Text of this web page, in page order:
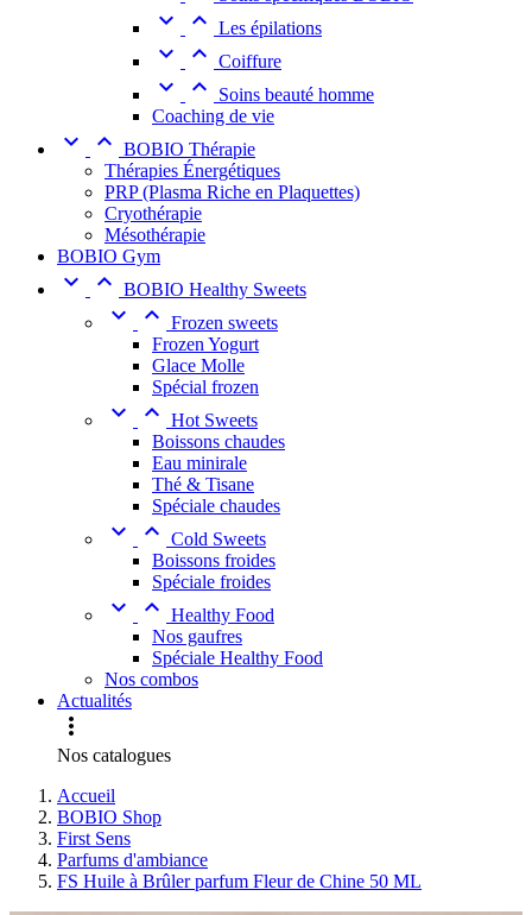
  Les épilations
  Coiffure
 
Soins beauté homme
Coaching de vie
  BOBIO Thérapie
Thérapies Énergétiques
PRP (Plasma Riche en Plaquettes)
Cryothérapie
Mésothérapie
BOBIO Gym
  BOBIO Healthy Sweets
  Frozen sweets
Frozen Yogurt
Glace Molle
Spécial frozen
  Hot Sweets
Boissons chaudes
Eau minirale
Thé & Tisane
Spéciale chaudes
  Cold Sweets
Boissons froides
Spéciale froides
  Healthy Food
Nos gaufres
Spéciale Healthy Food
Nos combos
Actualités

Nos catalogues
Accueil
BOBIO Shop
First Sens
Parfums d'ambiance
FS Huile à Brûler parfum Fleur de Chine 50 ML